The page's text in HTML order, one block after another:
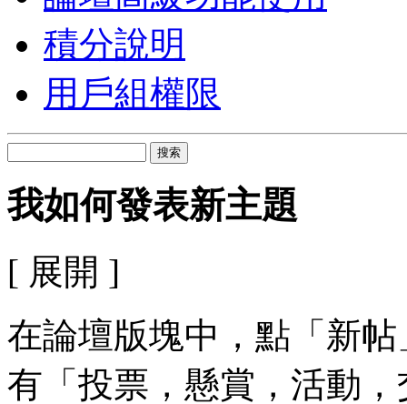
積分說明
用戶組權限
搜索
我如何發表新主題
[ 展開 ]
在論壇版塊中，點「新
有「投票，懸賞，活動